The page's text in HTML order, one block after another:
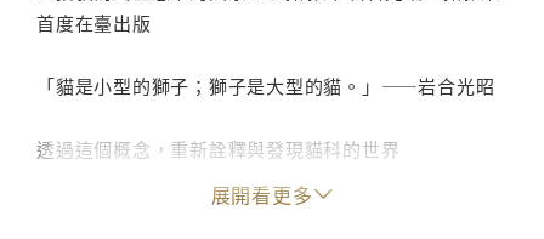
首度在臺出版
「貓是小型的獅子；獅子是大型的貓。」——岩合光昭
透過這個概念，重新詮釋與發現貓科的世界
展開看更多